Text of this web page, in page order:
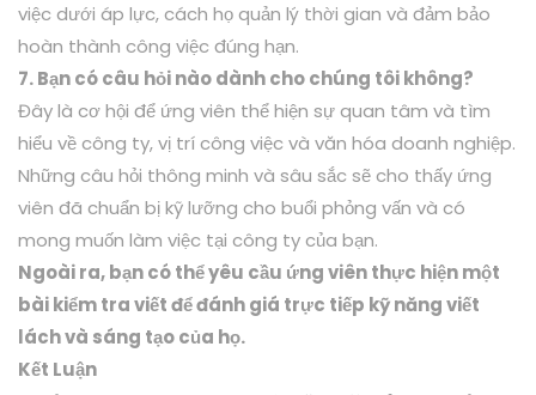
việc dưới áp lực, cách họ quản lý thời gian và đảm bảo
hoàn thành công việc đúng hạn.
7. Bạn có câu hỏi nào dành cho chúng tôi không?
Đây là cơ hội để ứng viên thể hiện sự quan tâm và tìm
hiểu về công ty, vị trí công việc và văn hóa doanh nghiệp.
Những câu hỏi thông minh và sâu sắc sẽ cho thấy ứng
viên đã chuẩn bị kỹ lưỡng cho buổi phỏng vấn và có
mong muốn làm việc tại công ty của bạn.
Ngoài ra, bạn có thể yêu cầu ứng viên thực hiện một
bài kiểm tra viết để đánh giá trực tiếp kỹ năng viết
lách và sáng tạo của họ.
Kết Luận